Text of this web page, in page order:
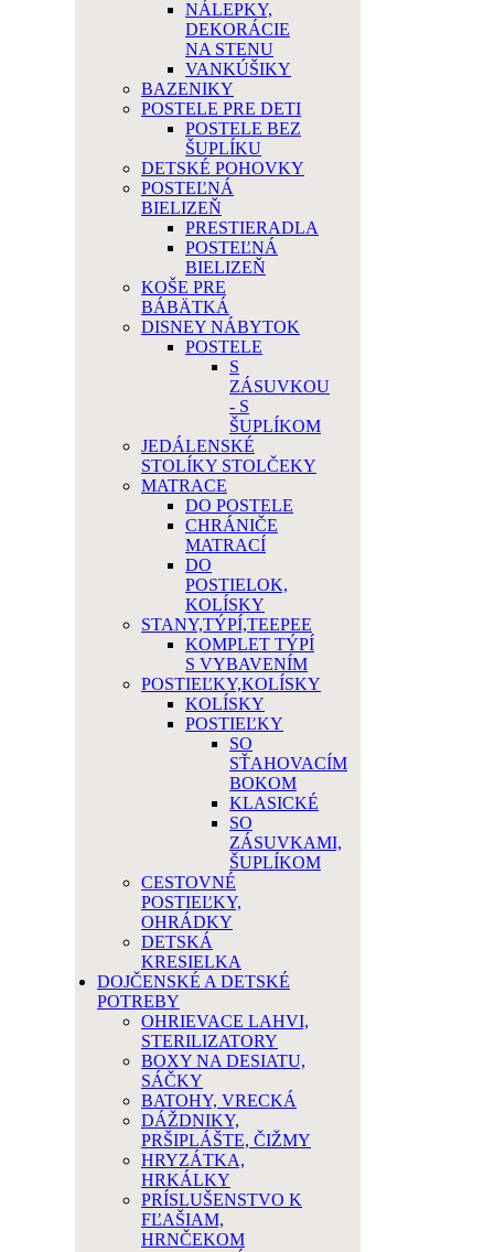
NÁLEPKY,
DEKORÁCIE
NA STENU
VANKÚŠIKY
BAZENIKY
POSTELE PRE DETI
POSTELE BEZ
ŠUPLÍKU
DETSKÉ POHOVKY
POSTEĽNÁ
BIELIZEŇ
PRESTIERADLA
POSTEĽNÁ
BIELIZEŇ
KOŠE PRE
BÁBÄTKÁ
DISNEY NÁBYTOK
POSTELE
S
ZÁSUVKOU
- S
ŠUPLÍKOM
JEDÁLENSKÉ
STOLÍKY STOLČEKY
MATRACE
DO POSTELE
CHRÁNIČE
MATRACÍ
DO
POSTIELOK,
KOLÍSKY
STANY,TÝPÍ,TEEPEE
KOMPLET TÝPÍ
S VYBAVENÍM
POSTIEĽKY,KOLÍSKY
KOLÍSKY
POSTIEĽKY
SO
SŤAHOVACÍM
BOKOM
KLASICKÉ
SO
ZÁSUVKAMI,
ŠUPLÍKOM
CESTOVNÉ
POSTIEĽKY,
OHRÁDKY
DETSKÁ
KRESIELKA
DOJČENSKÉ A DETSKÉ
POTREBY
OHRIEVACE LAHVI,
STERILIZATORY
BOXY NA DESIATU,
SÁČKY
BATOHY, VRECKÁ
DÁŽDNIKY,
PRŠIPLÁŠTE, ČIŽMY
HRYZÁTKA,
HRKÁLKY
PRÍSLUŠENSTVO K
FĽAŠIAM,
HRNČEKOM